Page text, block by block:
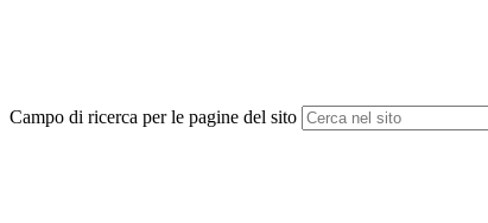
Campo di ricerca per le pagine del sito